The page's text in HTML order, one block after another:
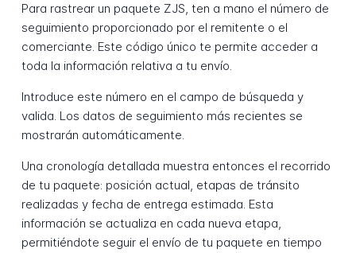
Para rastrear un paquete ZJS, ten a mano el número de
seguimiento proporcionado por el remitente o el
comerciante. Este código único te permite acceder a
toda la información relativa a tu envío.
Introduce este número en el campo de búsqueda y
valida. Los datos de seguimiento más recientes se
mostrarán automáticamente.
Una cronología detallada muestra entonces el recorrido
de tu paquete: posición actual, etapas de tránsito
realizadas y fecha de entrega estimada. Esta
información se actualiza en cada nueva etapa,
permitiéndote seguir el envío de tu paquete en tiempo